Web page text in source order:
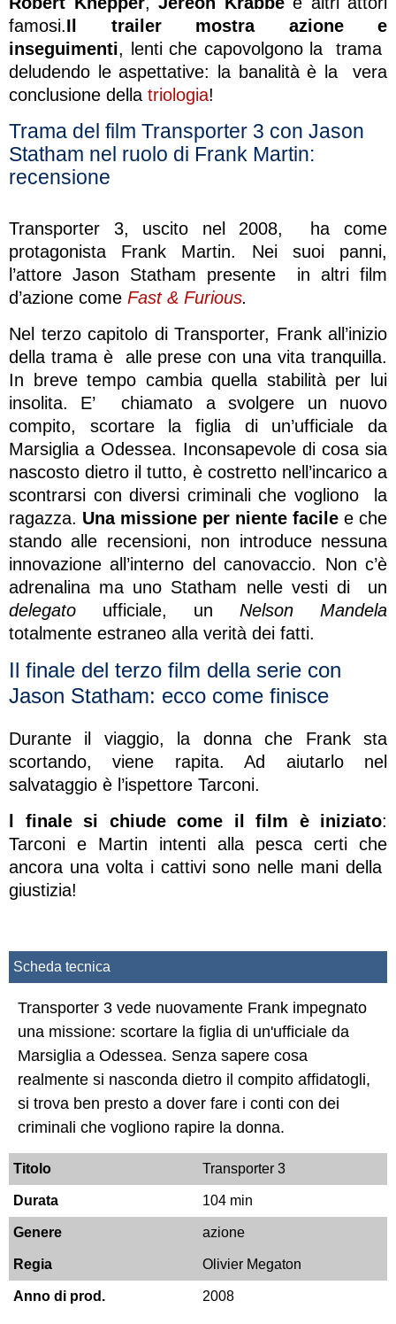
famosi.Il trailer mostra azione e
inseguimenti, lenti che capovolgono la trama
deludendo le aspettative: la banalità è la vera
conclusione della triologia!
Trama del film Transporter 3 con Jason
Statham nel ruolo di Frank Martin:
recensione
Transporter 3, uscito nel 2008, ha come
protagonista Frank Martin. Nei suoi panni,
l’attore Jason Statham presente in altri film
d’azione come Fast & Furious.
Nel terzo capitolo di Transporter, Frank all’inizio
della trama è alle prese con una vita tranquilla.
In breve tempo cambia quella stabilità per lui
insolita. E’ chiamato a svolgere un nuovo
compito, scortare la figlia di un’ufficiale da
Marsiglia a Odessea. Inconsapevole di cosa sia
nascosto dietro il tutto, è costretto nell’incarico a
scontrarsi con diversi criminali che vogliono la
ragazza. Una missione per niente facile e che
stando alle recensioni, non introduce nessuna
innovazione all’interno del canovaccio. Non c’è
adrenalina ma uno Statham nelle vesti di un
delegato ufficiale, un Nelson Mandela
totalmente estraneo alla verità dei fatti.
Il finale del terzo film della serie con
Jason Statham: ecco come finisce
Durante il viaggio, la donna che Frank sta
scortando, viene rapita. Ad aiutarlo nel
salvataggio è l’ispettore Tarconi.
l finale si chiude come il film è iniziato:
Tarconi e Martin intenti alla pesca certi che
ancora una volta i cattivi sono nelle mani della
giustizia!
Scheda tecnica
Transporter 3 vede nuovamente Frank impegnato
una missione: scortare la figlia di un'ufficiale da
Marsiglia a Odessea. Senza sapere cosa
realmente si nasconda dietro il compito affidatogli,
si trova ben presto a dover fare i conti con dei
criminali che vogliono rapire la donna.
Titolo Transporter 3
Durata 104 min
Genere azione
Regia Olivier Megaton
Anno di prod. 2008